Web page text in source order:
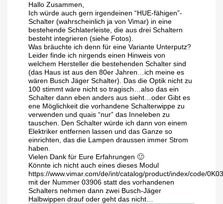
Hallo Zusammen,
Ich würde auch gern irgendeinen “HUE-fähigen”-
Schalter (wahrscheinlich ja von Vimar) in eine
bestehende Schlaterleiste, die aus drei Schaltern
besteht integrieren (siehe Fotos).
Was bräuchte ich denn für eine Variante Unterputz?
Leider finde ich nirgends einen Hinweis von
welchem Hersteller die bestehenden Schalter sind
(das Haus ist aus den 80er Jahren…ich meine es
wären Busch Jäger Schalter). Das die Optik nicht zu
100 stimmt wäre nicht so tragisch…also das ein
Schalter dann eben anders aus sieht…oder Gibt es
ene Möglichkeit die vorhandene Schalterwippe zu
verwenden und quais “nur” das Inneleben zu
tauschen. Den Schalter würde ich dann von einem
Elektriker entfernen lassen und das Ganze so
einrichten, das die Lampen draussen immer Strom
haben.
Vielen Dank für Eure Erfahrungen 🙂
Könnte ich nicht auch eines dieses Modul
https://www.vimar.com/de/int/catalog/product/index/code/
mit der Nummer 03906 statt des vorhandenen
Schalters nehmen dann zwei Busch-Jäger
Halbwippen drauf oder geht das nicht…